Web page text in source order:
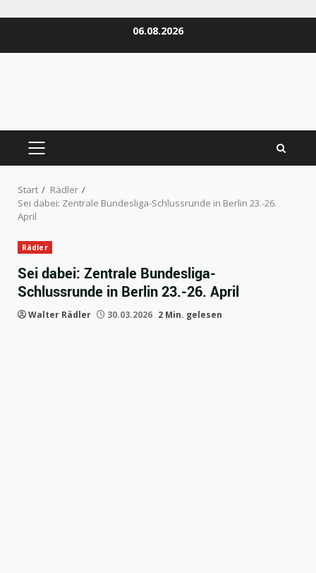
06.08.2026
PRIMÄRES
Start
Rädler
Sei dabei: Zentrale Bundesliga-Schlussrunde in Berlin 23.-26.
April
Rädler
Sei dabei: Zentrale Bundesliga-
Schlussrunde in Berlin 23.-26. April
Walter Rädler 30.03.2026 2 Min. gelesen